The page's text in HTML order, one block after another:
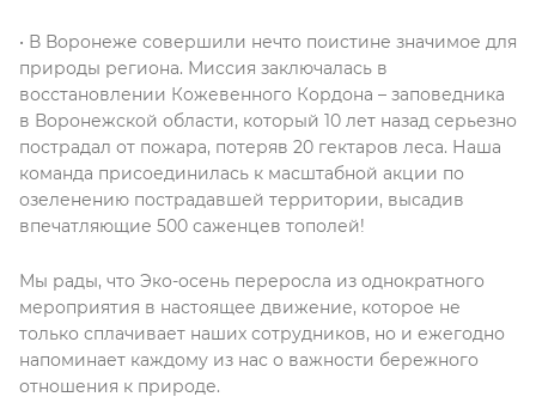
• В Воронеже совершили нечто поистине значимое для
природы региона. Миссия заключалась в
восстановлении Кожевенного Кордона – заповедника
в Воронежской области, который 10 лет назад серьезно
пострадал от пожара, потеряв 20 гектаров леса. Наша
команда присоединилась к масштабной акции по
озеленению пострадавшей территории, высадив
впечатляющие 500 саженцев тополей!
Мы рады, что Эко-осень переросла из однократного
мероприятия в настоящее движение, которое не
только сплачивает наших сотрудников, но и ежегодно
напоминает каждому из нас о важности бережного
отношения к природе.